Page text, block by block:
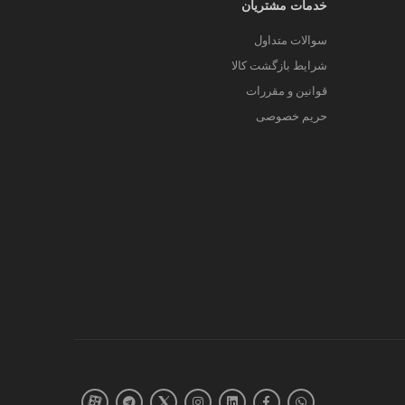
خدمات مشتریان
سوالات متداول
شرایط بازگشت کالا
قوانین و مقررات
حریم خصوصی